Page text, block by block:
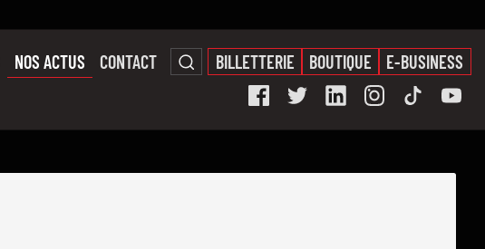
NOS ACTUS CONTACT BILLETTERIE BOUTIQUE E-BUSINESS